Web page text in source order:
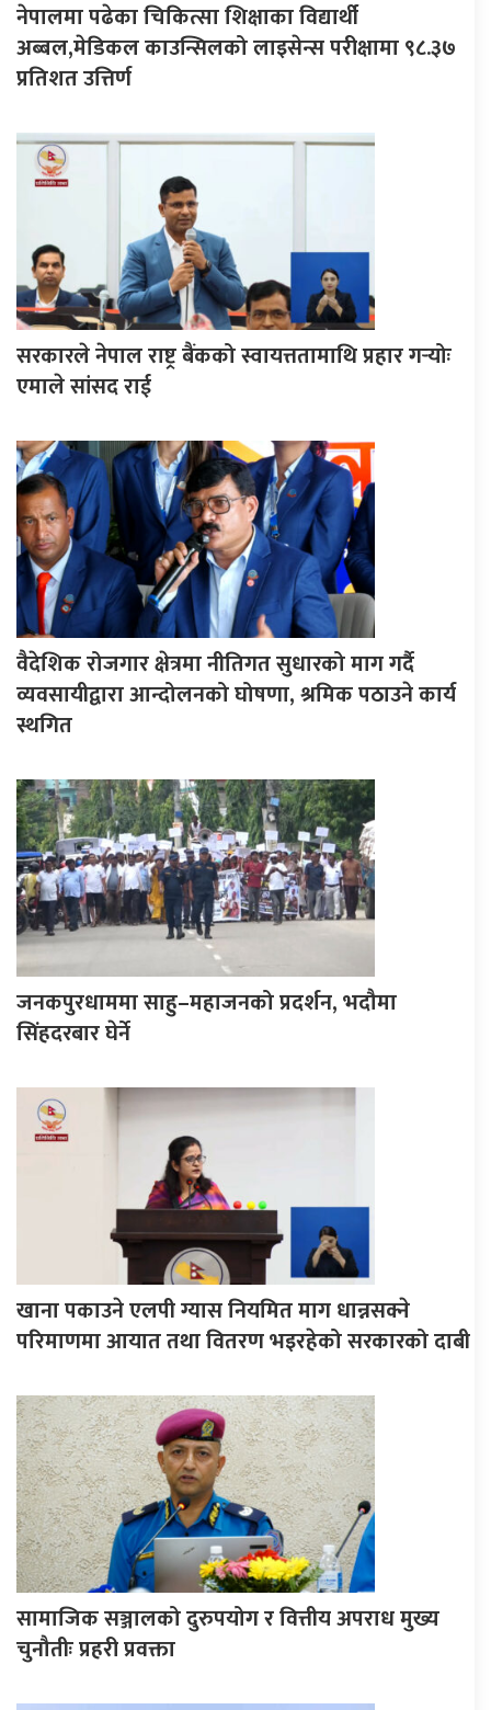
नेपालमा पढेका चिकित्सा शिक्षाका विद्यार्थी
अब्बल,मेडिकल काउन्सिलको लाइसेन्स परीक्षामा ९८.३७
प्रतिशत उत्तिर्ण
सरकारले नेपाल राष्ट्र बैंकको स्वायत्ततामाथि प्रहार गर्‍योः
एमाले सांसद राई
वैदेशिक रोजगार क्षेत्रमा नीतिगत सुधारको माग गर्दै
व्यवसायीद्वारा आन्दोलनको घोषणा, श्रमिक पठाउने कार्य
स्थगित
जनकपुरधाममा साहु–महाजनको प्रदर्शन, भदौमा
सिंहदरबार घेर्ने
खाना पकाउने एलपी ग्यास नियमित माग धान्नसक्ने
परिमाणमा आयात तथा वितरण भइरहेको सरकारको दाबी
सामाजिक सञ्जालको दुरुपयोग र वित्तीय अपराध मुख्य
चुनौतीः प्रहरी प्रवक्ता